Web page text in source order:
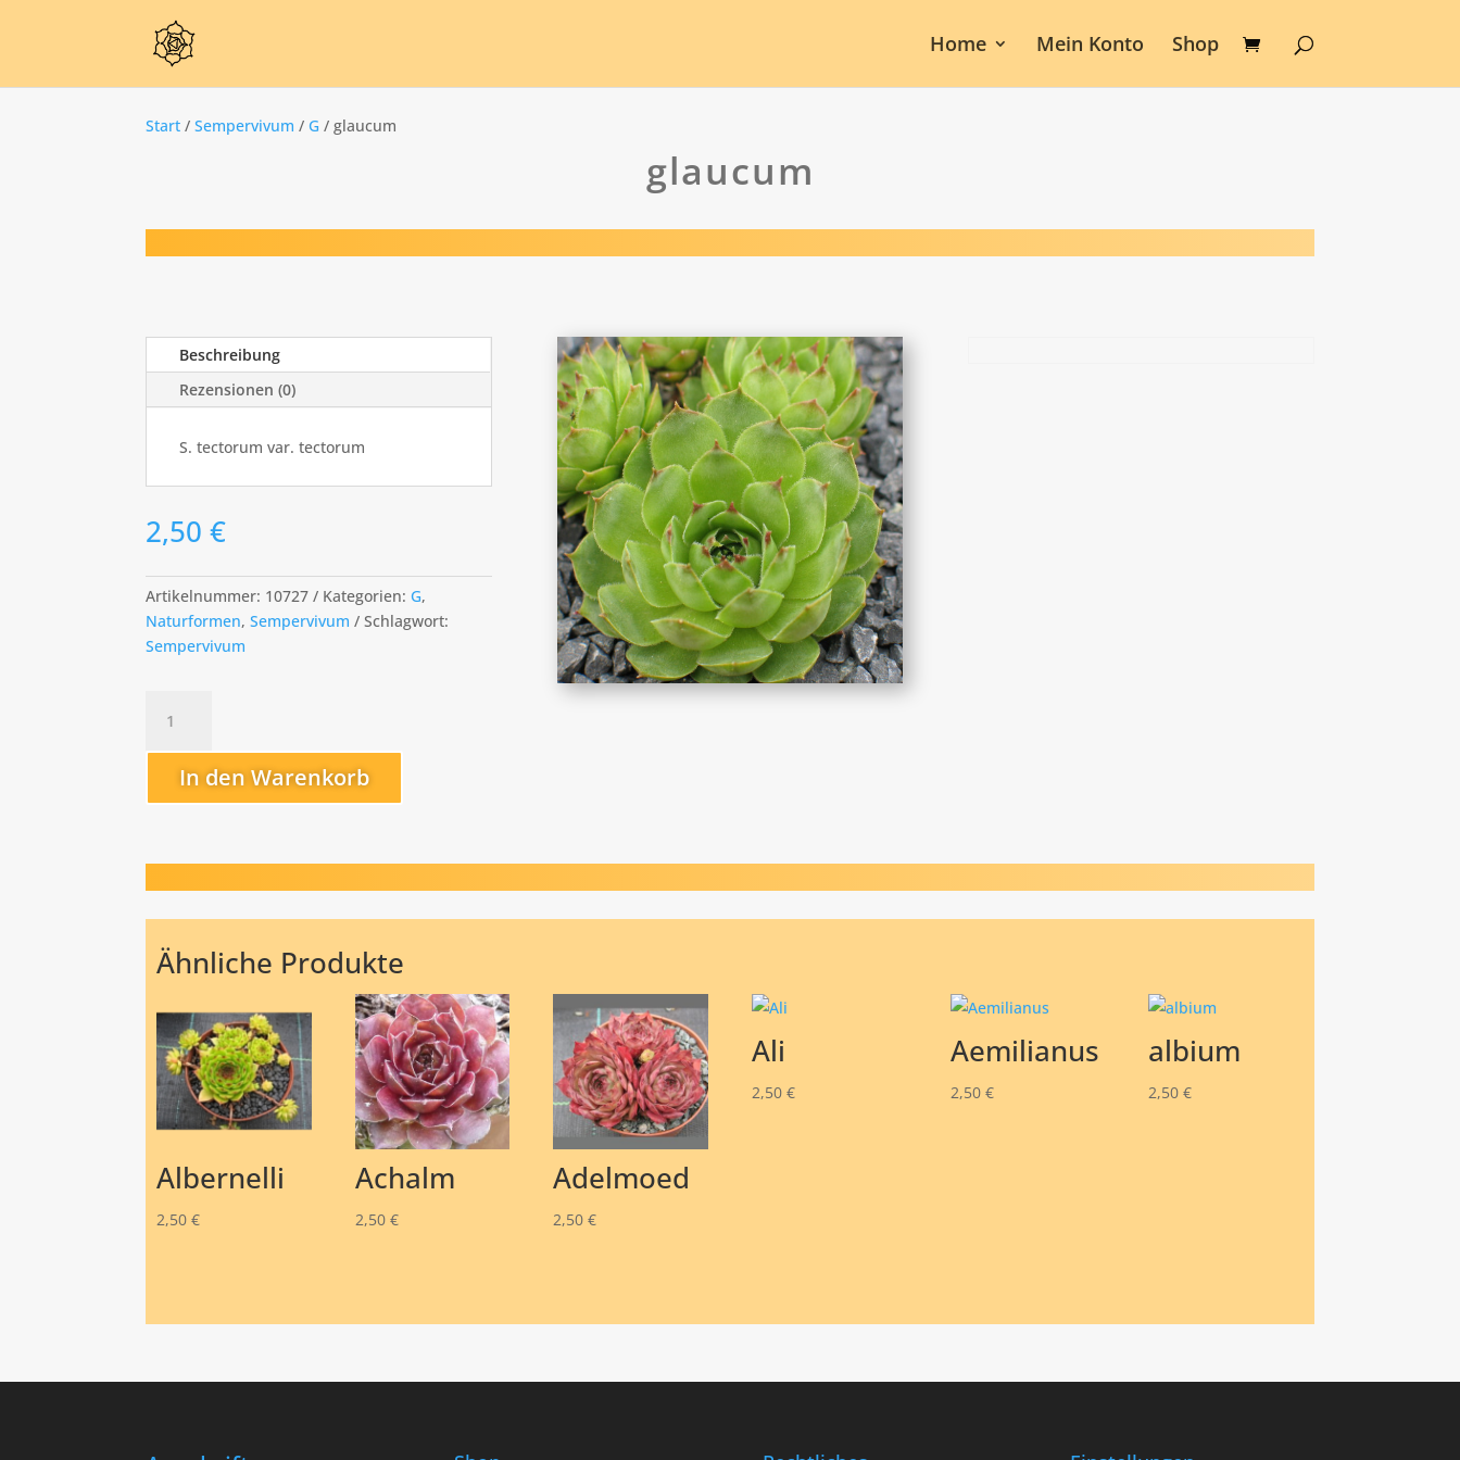
Home Mein Konto Shop
Start /Sempervivum / G / glaucum
glaucum
Beschreibung
Rezensionen (0)
S. tectorum var. tectorum
2,50€
Artikelnummer: 10727 Kategorien: G,
Naturformen,Sempervivum
Schlagwort:
Sempervivum
Menge
In den Warenkorb
Ähnliche Produkte
Albernelli
2,50€
Achalm
2,50 €
Adelmoed
2,50€
Ali
2,50 €
Aemilianus
2,50 €
albium
2,50€